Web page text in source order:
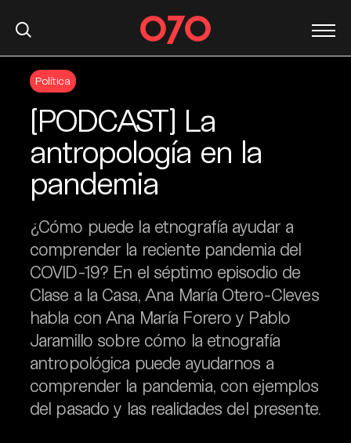
Política
[PODCAST] La
antropología en la
pandemia
¿Cómo puede la etnografía ayudar a
comprender la reciente pandemia del
COVID-19? En el séptimo episodio de
Clase a la Casa, Ana María Otero-Cleves
habla con Ana María Forero y Pablo
Jaramillo sobre cómo la etnografía
antropológica puede ayudarnos a
comprender la pandemia, con ejemplos
del pasado y las realidades del presente.